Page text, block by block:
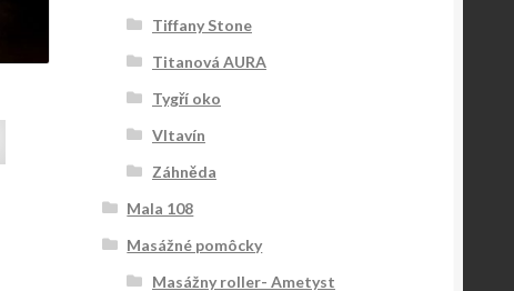
Tiffany Stone
Titanová AURA
Tygří oko
Vltavín
Záhněda
Mala 108
Masážné pomôcky
Masážny roller- Ametyst